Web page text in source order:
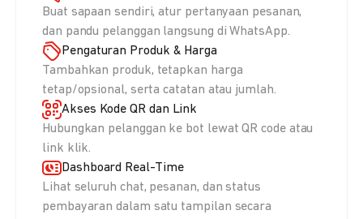
Buat sapaan sendiri, atur pertanyaan pesanan,
dan pandu pelanggan langsung di WhatsApp.
Pengaturan Produk & Harga
Tambahkan produk, tetapkan harga
tetap/opsional, serta catatan atau jumlah.
Akses Kode QR dan Link
Hubungkan pelanggan ke bot lewat QR code atau
link klik.
Dashboard Real-Time
Lihat seluruh chat, pesanan, dan status
pembayaran dalam satu tampilan secara